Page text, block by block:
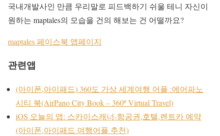
국내개발사인 만큼 우리말로 피드백하기 쉬울 테니 자신이
원하는 maptales의 모습을 건의 해보는 건 어떨까요?
maptales 페이스북 앱페이지
관련앱
(아이폰,아이패드) 360도 가상 세계여행 어플 :에어파노
시티 북(AirPano City Book – 360º Virtual Travel)
iOS 오늘의 앱: 스카이스캐너-항공권,호텔,렌트카 예약
(아이폰,아이패드 여행어플 추천)